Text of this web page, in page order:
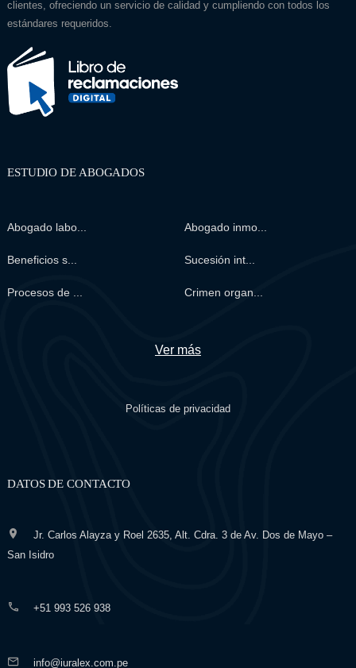
clientes, ofreciendo un servicio de calidad y cumpliendo con todos los
estándares requeridos.
ESTUDIO DE ABOGADOS
Abogado labo... Abogado inmo...
Beneficios s... Sucesión int...
Procesos de ... Crimen organ...
Ver más
Políticas de privacidad
DATOS DE CONTACTO
Jr. Carlos Alayza y Roel 2635, Alt. Cdra. 3 de Av. Dos de Mayo –
San Isidro
+51 993 526 938
info@iuralex.com.pe